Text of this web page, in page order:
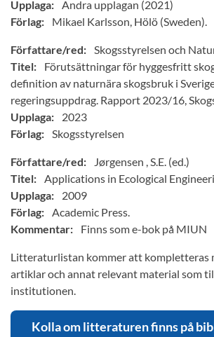
Upplaga: Andra upplagan (2021)
Förlag:
Mikael Karlsson, Hölö (Sweden).
Författare/red: Skogsstyrelsen och
Titel:
Förutsättningar för hyggesfritt
definition av naturnära skogsbruk i
regeringsuppdrag. Rapport 2023/16,
Upplaga:
2023
Förlag: Skogsstyrelsen
Författare/red:
Jørgensen , S.E. (ed.)
Titel: Applications in Ecological
Upplaga:
2009
Förlag: Academic Press.
Kommentar:
Finns som e-bok på MIUN
Litteraturlistan kommer att kompletteras
artiklar och annat relevant material som
institutionen.
Kolla om litteraturen finns på